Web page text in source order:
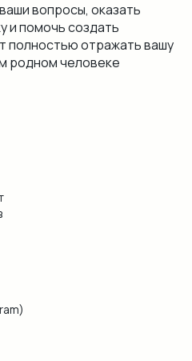
вопросы, оказать
и помочь создать
полностью отражать вашу
родном человеке